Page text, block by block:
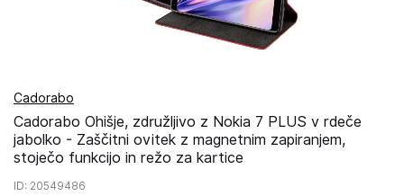
Cadorabo
Cadorabo Ohišje, združljivo z Nokia 7 PLUS v rdeče
jabolko - Zaščitni ovitek z magnetnim zapiranjem,
stoječo funkcijo in režo za kartice
ID: 20549486